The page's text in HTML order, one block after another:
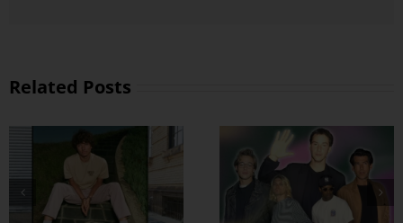
Related Posts
အထာကျတဲ့ 90s
ဖက်ရှင်တွေ ဖြုတ်